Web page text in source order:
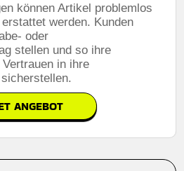
können Artikel problemlos
werden. Kunden
oder
stellen und so ihre
in ihre
ANGEBOT